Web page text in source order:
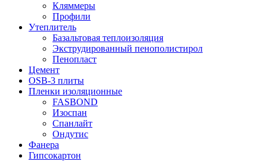
Кляммеры
Профили
Утеплитель
Базальтовая теплоизоляция
Экструдированный пенополистирол
Пенопласт
Цемент
OSB-3 плиты
Пленки изоляционные
FASBOND
Изоспан
Спанлайт
Ондутис
Фанера
Гипсокартон